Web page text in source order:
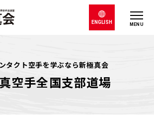
MENU
ENGLISH
タクト空手を学ぶなら新極真会
空手全国支部道場